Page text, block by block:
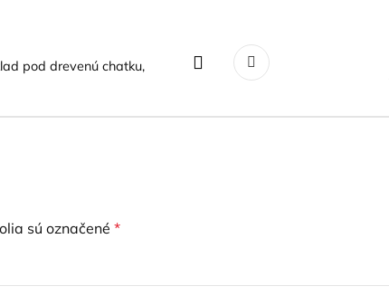
pod drevenú chatku,
sú označené *